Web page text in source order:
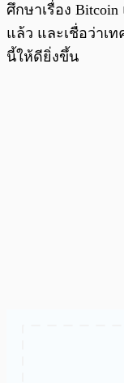
ศึกษาเรื่อง Bitcoin
แล้ว และเชื่อว่าเ
นี้ให้ดียิ่งขึ้น